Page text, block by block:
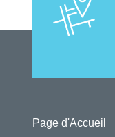
Page d'Accueil